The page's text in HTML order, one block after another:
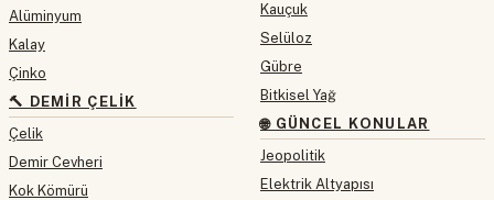
Alüminyum
Kalay
Çinko
🔨 DEMIR ÇELIK
Çelik
Demir Cevheri
Kok Kömürü
Kauçuk
Selüloz
Gübre
Bitkisel Yağ
🌐 GÜNCEL KONULAR
Jeopolitik
Elektrik Altyapısı